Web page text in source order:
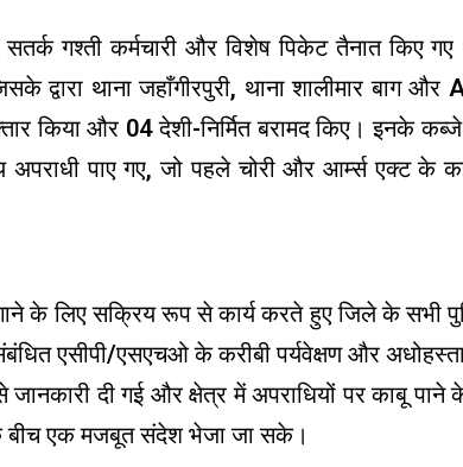
गश्ती कर्मचारी और विशेष पिकेट तैनात किए
द्वारा थाना जहाँगीरपुरी, थाना शालीमार बाग
किया और 04 देशी-निर्मित बरामद किए। इनके
पाए गए, जो पहले चोरी और आर्म्स एक्ट के
के लिए सक्रिय रूप से कार्य करते हुए जिले के सभी
एसीपी/एसएचओ के करीबी पर्यवेक्षण और
जानकारी दी गई और क्षेत्र में अपराधियों पर काबू
बीच एक मजबूत संदेश भेजा जा सके।